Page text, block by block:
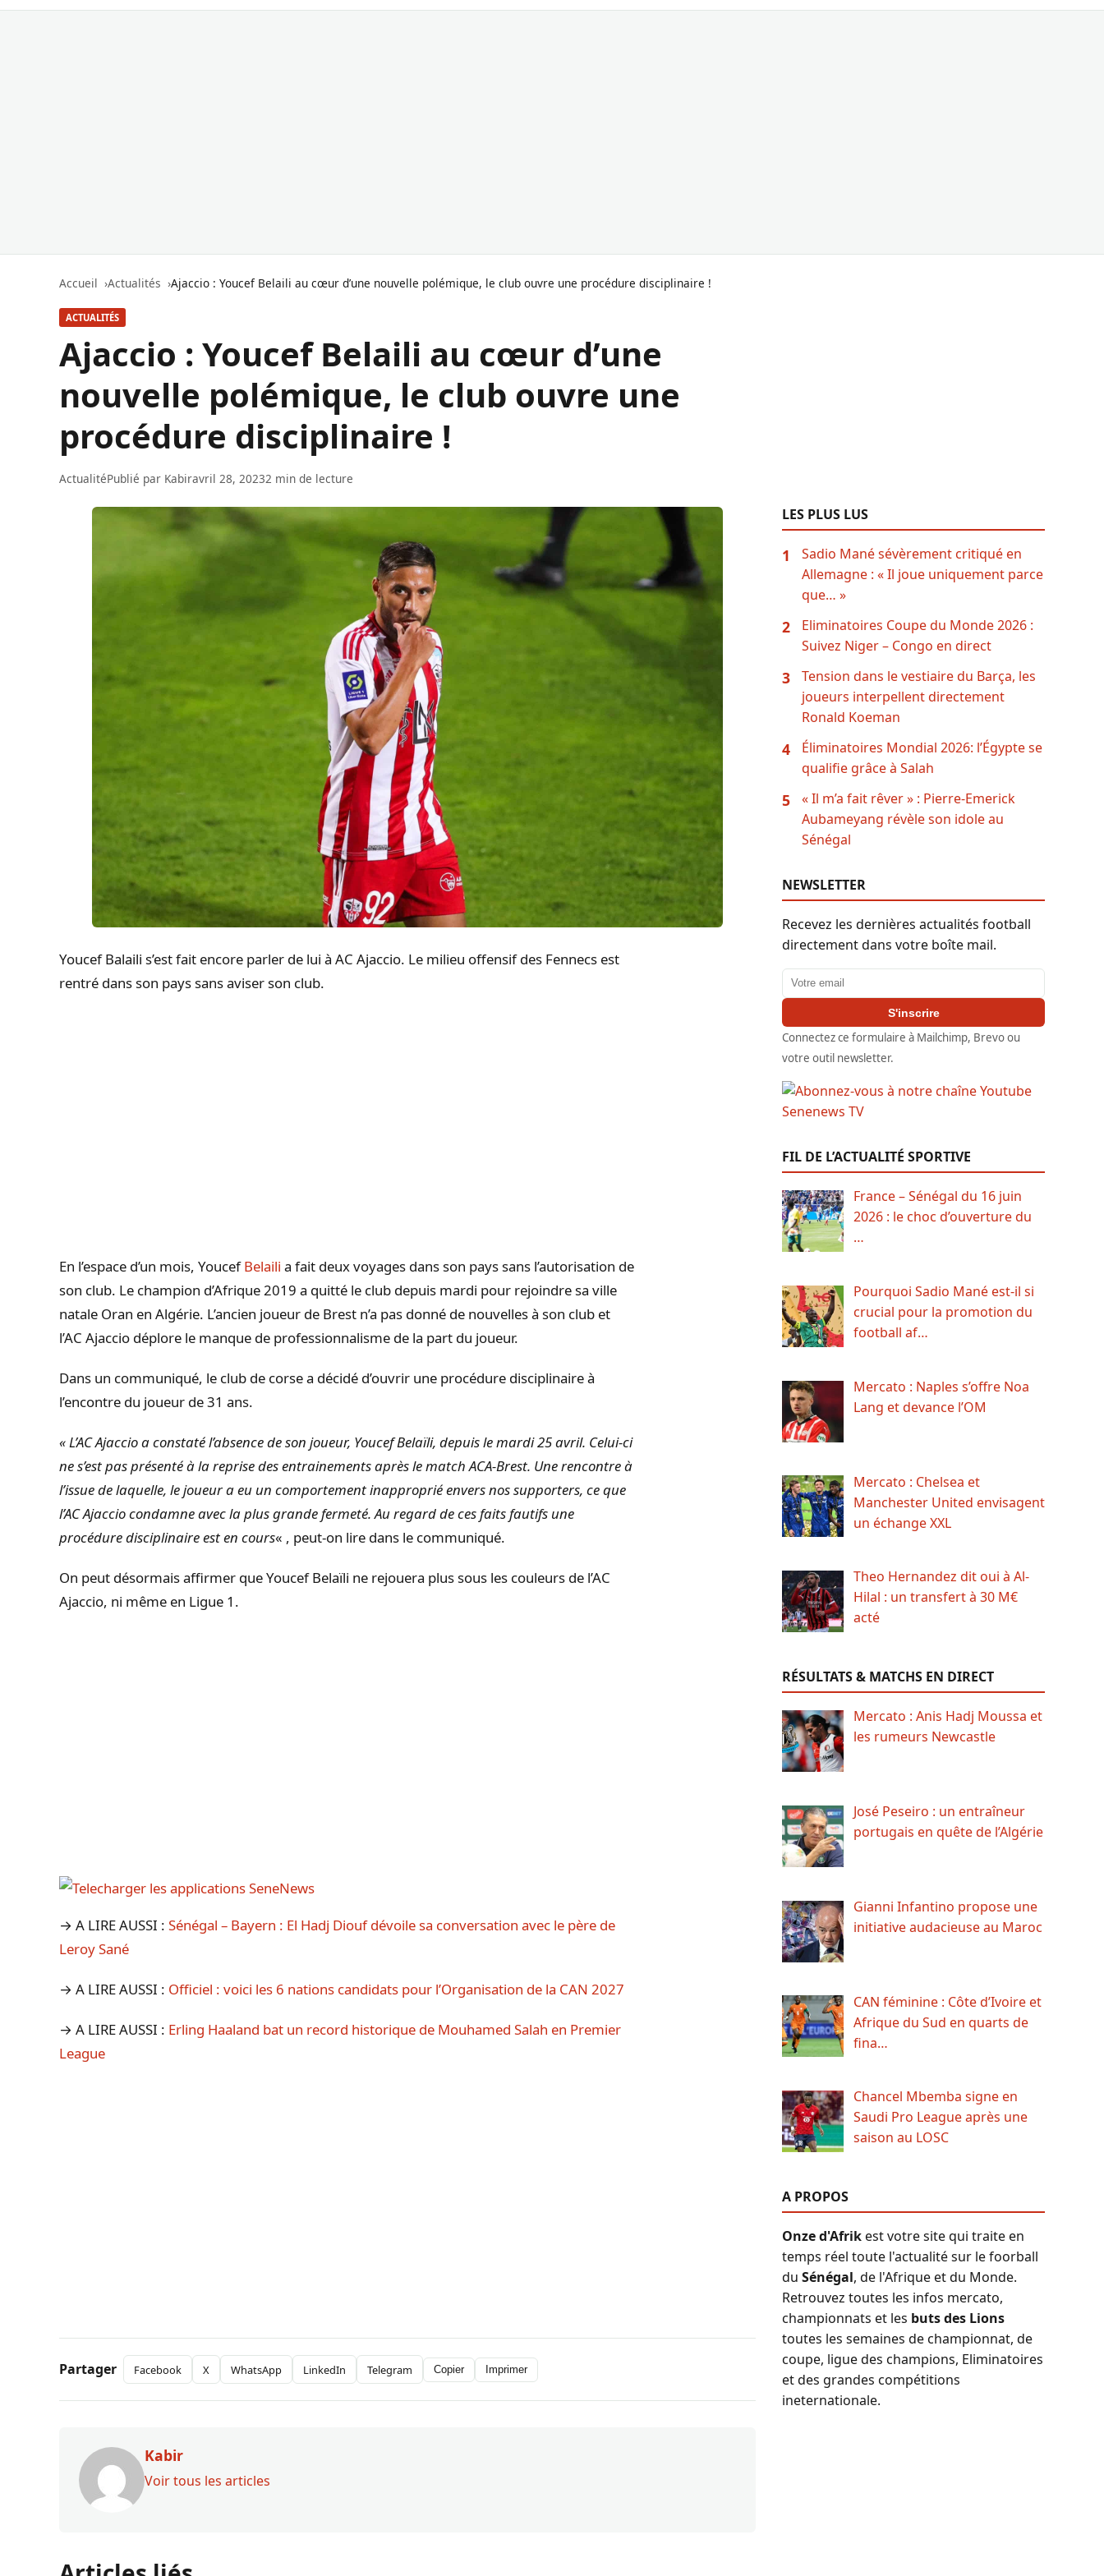
Accueil Actualités Ajaccio : Youcef Belaili au cœur d’une nouvelle polémique, le club ouvre une procédure disciplinaire !
ACTUALITÉS
Ajaccio : Youcef Belaili au cœur d’une
nouvelle polémique, le club ouvre une
procédure disciplinaire !
ActualitéPublié par Kabiravril 28, 20232 min de lecture
YoucefBalaili s’est fait encore parler de lui à AC Ajaccio. Le milieu offensif des Fennecs est
rentré dans son pays sans aviser son club.
En l’espace d’un mois, YoucefBelaili a fait deux voyages dans son pays sans l’autorisation de
son club. Le champion d’Afrique 2019 a quitté le club depuis mardi pour rejoindre sa ville
natale Oran en Algérie. L’ancien joueur de Brest n’a pas donné de nouvelles à son club et
l’AC Ajaccio déplore le manque de professionnalisme de la part du joueur.
Dans un communiqué, le club de corsea décidé d’ouvrir une procédure disciplinaire à
l’encontre du joueur de 31 ans.
« L’AC Ajaccio a constaté l’absence de son joueur, Youcef Belaïli, depuis le mardi 25 avril. Celui-ci
ne s’est pas présenté à la reprise des entrainements après le match ACA-Brest. Une rencontre à
l’issue de laquelle, le joueur a eu un comportement inapproprié envers nos supporters, ce que
l’AC Ajaccio condamne avec la plus grande fermeté. Au regard de ces faits fautifs une
procédure disciplinaire est en cours« , peut-on lire dans le communiqué.
On peut désormais affirmer que Youcef Belaïli ne rejouera plus sous les couleurs de l’AC
Ajaccio, ni même en Ligue 1.
→ A LIRE AUSSI : Sénégal – Bayern : El Hadj Diouf dévoile sa conversation avec le père de
Leroy Sané
→ A LIRE AUSSI : Officiel : voici les 6 nations candidats pour l’Organisation de la CAN 2027
→ A LIRE AUSSI : Erling Haaland bat un record historique de Mouhamed Salah en Premier
League
Partager Facebook X WhatsApp LinkedIn Telegram Copier Imprimer
Kabir
Voir tous les articles
LES PLUS LUS
1
Sadio Mané sévèrement critiqué en
Allemagne : « Il joue uniquement parce
que… »
2
Eliminatoires Coupe du Monde 2026 :
Suivez Niger – Congo en direct
3
Tension dans le vestiaire du Barça, les
joueurs interpellent directement
Ronald Koeman
4
Éliminatoires Mondial 2026: l’Égypte se
qualifie grâce à Salah
5
« Il m’a fait rêver » : Pierre-Emerick
Aubameyang révèle son idole au
Sénégal
NEWSLETTER
Recevez les dernières actualités football
directement dans votre boîte mail.
Adresse email
S'inscrire
Connectez ce formulaire à Mailchimp, Brevo ou
votre outil newsletter.
FIL DE L’ACTUALITÉ SPORTIVE
France – Sénégal du 16 juin
2026 : le choc d’ouverture du
…
Pourquoi Sadio Mané est-il si
crucial pour la promotion du
football af…
Mercato : Naples s’offre Noa
Lang et devance l’OM
Mercato : Chelsea et
Manchester United envisagent
un échange XXL
Theo Hernandez dit oui à Al-
Hilal : un transfert à 30 M€
acté
RÉSULTATS & MATCHS EN DIRECT
Mercato : Anis Hadj Moussa et
les rumeurs Newcastle
José Peseiro : un entraîneur
portugais en quête de l’Algérie
Gianni Infantino propose une
initiative audacieuse au Maroc
CAN féminine : Côte d’Ivoire et
Afrique du Sud en quarts de
fina…
Chancel Mbemba signe en
Saudi Pro League après une
saison au LOSC
A PROPOS
Onze d'Afrikest votre site qui traite en
temps réel toute l'actualité sur le foorball
du Sénégal, de l'Afrique et du Monde.
Retrouvez toutes les infos mercato,
championnats et les buts des Lions
toutes les semaines de championnat, de
coupe, ligue des champions, Eliminatoires
et des grandes compétitions
ineternationale.